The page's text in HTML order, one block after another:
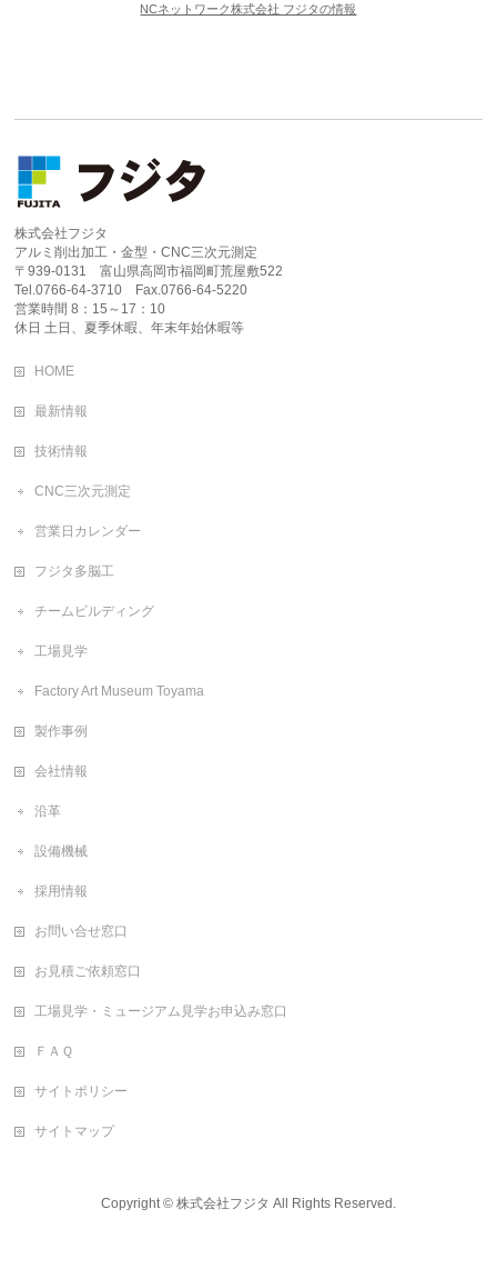
NCネットワーク株式会社 フジタの情報
株式会社フジタ
アルミ削出加工・金型・CNC三次元測定
〒939-0131 富山県高岡市福岡町荒屋敷522
Tel.0766-64-3710 Fax.0766-64-5220
営業時間 8：15～17：10
休日 土日、夏季休暇、年末年始休暇等
HOME
最新情報
技術情報
CNC三次元測定
営業日カレンダー
フジタ多脳工
チームビルディング
工場見学
Factory Art Museum Toyama
製作事例
会社情報
沿革
設備機械
採用情報
お問い合せ窓口
お見積ご依頼窓口
工場見学・ミュージアム見学お申込み窓口
ＦＡＱ
サイトポリシー
サイトマップ
Copyright © 株式会社フジタ All Rights Reserved.